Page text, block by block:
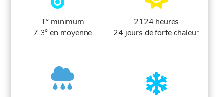
T° minimum
7.3° en moyenne
2124 heures
24 jours de forte chaleur